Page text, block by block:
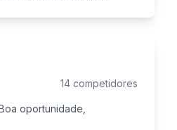
14 competidores
oportunidade,